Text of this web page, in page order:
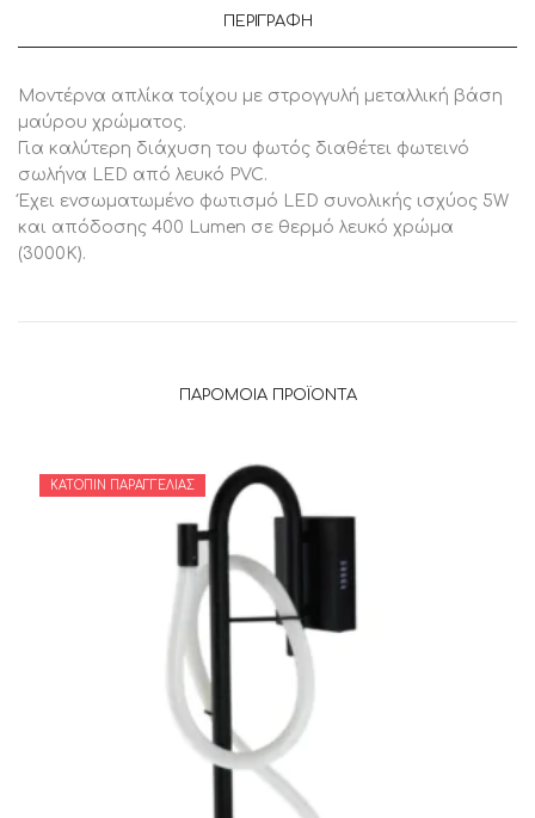
ΠΕΡΙΓΡΑΦΉ
Μοντέρνα απλίκα τοίχου με στρογγυλή μεταλλική βάση
μαύρου χρώματος.
Για καλύτερη διάχυση του φωτός διαθέτει φωτεινό
σωλήνα LED από λευκό PVC.
Έχει ενσωματωμένο φωτισμό LED συνολικής ισχύος 5W
και απόδοσης 400 Lumen σε θερμό λευκό χρώμα
(3000K).
ΠΑΡΌΜΟΙΑ ΠΡΟΪΌΝΤΑ
ΚΑΤΌΠΙΝ ΠΑΡΑΓΓΕΛΊΑΣ